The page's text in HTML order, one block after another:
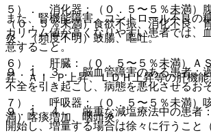
また、腎機能障害、コントロール不良の
カリウム値が高くなりやすい患者では、
意すること。
９．１．３． 脳血管障害のある患者：
不全を引き起こし、病態を悪化させるお
９．１．４． 厳重な減塩療法中の患者
開始し、増量する場合は徐々に行うこと
５）． 消化器：（０．５〜５％未満）
（０．５％未満）食欲不振、消化不良、
炎、（頻度不明）鼓腸、嘔吐。
６）． 肝臓：（０．５〜５％未満）Ａ
昇、Ａｌ−Ｐ上昇、ＬＤＨ上昇等の肝機
７）． 呼吸器：（０．５〜５％未満）
満）喀痰増加、咽頭炎。